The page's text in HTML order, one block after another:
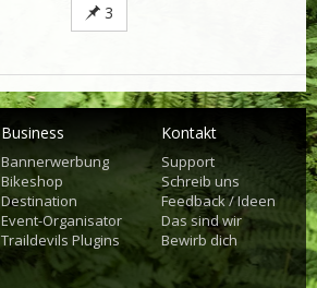
3
Business
Bannerwerbung
Bikeshop
Destination
Event-Organisator
Traildevils Plugins
Kontakt
Support
Schreib uns
Feedback / Ideen
Das sind wir
Bewirb dich